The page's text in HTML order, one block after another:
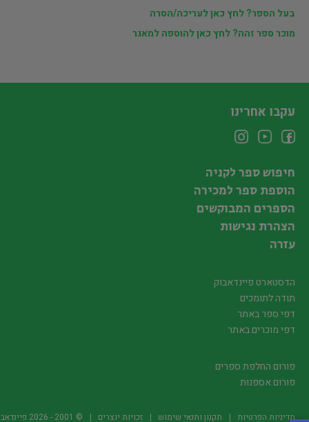
בעל הספר? לחץ כאן לעריכה/הסרה
מוכר ספר זהה? לחץ כאן להוספה למאגר
עקבו אחרינו
חיפוש ספר לקניה
הוספת ספר למכירה
הספרים המבוקשים
הצהרת נגישות
עזרה
הדסטארט פיינדאבוק
תודה לתומכים
דפי ספר באתר
דפי מוכרים באתר
פורום החלפת ספרים
פורום אספנות
מדיניות הפרטיות תקנון ותנאי שימוש זכויות יוצרים © 2001 -
2026